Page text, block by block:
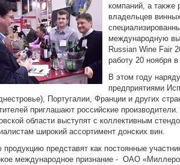
компаний, а также
владельцев
международную
Russian Wine Fair
работу 20 ноября
В этом году
предприятиями
Португалии, Франции и других
приглашают российские
области выступят с коллективным
широкий ассортимент донских вин.
представят как постоянные
международное признание - ОАО